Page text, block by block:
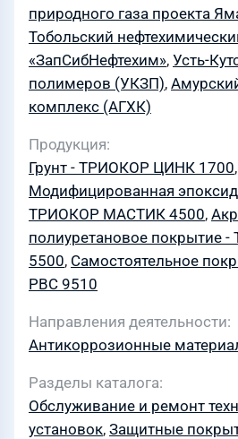
природного газа проекта
Тобольский
«ЗапСибНефтехим», Усть-
полимеров (УКЗП),
комплекс (АГХК)
Продукция
Грунт - ТРИОКОР ЦИНК 1700,
Модифицированная
ТРИОКОР МАСТИК 4500,
полиуретановое
5500, Самостоятельное
PBC 9510
Направления деятельности
Антикоррозионные
Разделы каталога
Обслуживание и ремонт
установок, Защитные